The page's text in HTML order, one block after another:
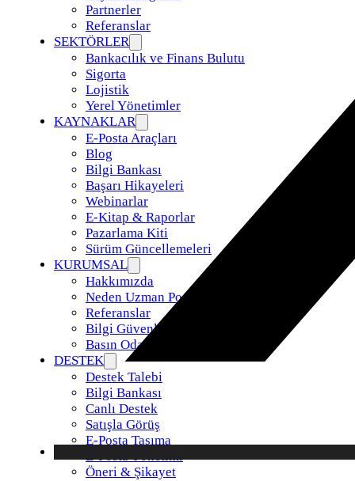
Partnerler
Referanslar
SEKTÖRLER
Bankacılık ve Finans Bulutu
Sigorta
Lojistik
Yerel Yönetimler
KAYNAKLAR
E-Posta Araçları
Blog
Bilgi Bankası
Başarı Hikayeleri
Webinarlar
E-Kitap & Raporlar
Pazarlama Kiti
Sürüm Güncellemeleri
KURUMSAL
Hakkımızda
Neden Uzman Posta
Referanslar
Bilgi Güvenliği Politikamız
Basın Odası
DESTEK
Destek Talebi
Bilgi Bankası
Canlı Destek
Satışla Görüş
E-Posta Taşıma
E-Posta Yönetimi
Öneri & Şikayet